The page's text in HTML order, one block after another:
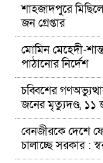
শাহজাদপুরে
জন গ্রেপ্তার
মোমিন মেহেদী-
পাঠানোর নির্দেশ
চব্বিশের
জনের মৃত্যুদণ্ড, ১১
বেনজীরকে দেশে
চালাচ্ছে সরকার :